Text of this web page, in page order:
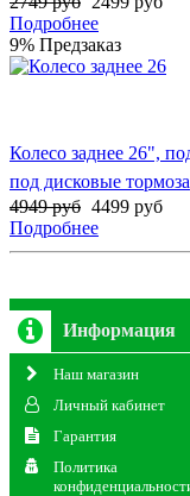
Подробнее
9% Предзаказ
Колесо заднее 26",
под дисковые тормоза
4949 руб 4499 руб
Подробнее
Информация
Наш магазин
Личный кабинет
Гарантия
Политика